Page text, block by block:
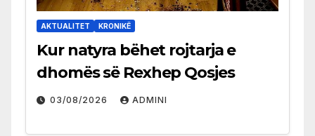
AKTUALITET KRONIKË
Kur natyra bëhet rojtarja e
dhomës së Rexhep Qosjes
03/08/2026 ADMINI